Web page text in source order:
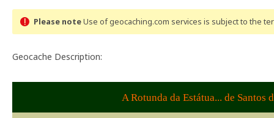
Please noteUse of geocaching.com services is subject to the
Geocache Description:
A Rotunda da Estátua... de Santos